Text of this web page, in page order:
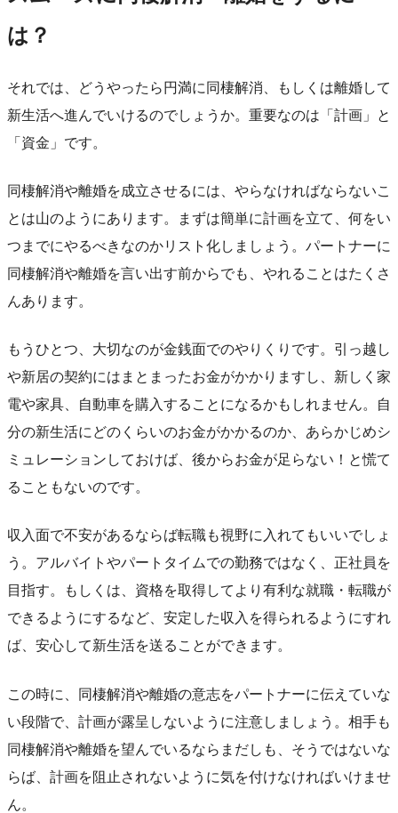
は？
それでは、どうやったら円満に同棲解消、もしくは離婚して
新生活へ進んでいけるのでしょうか。重要なのは「計画」と
「資金」です。
同棲解消や離婚を成立させるには、やらなければならないこ
とは山のようにあります。まずは簡単に計画を立て、何をい
つまでにやるべきなのかリスト化しましょう。パートナーに
同棲解消や離婚を言い出す前からでも、やれることはたくさ
んあります。
もうひとつ、大切なのが金銭面でのやりくりです。引っ越し
や新居の契約にはまとまったお金がかかりますし、新しく家
電や家具、自動車を購入することになるかもしれません。自
分の新生活にどのくらいのお金がかかるのか、あらかじめシ
ミュレーションしておけば、後からお金が足らない！と慌て
ることもないのです。
収入面で不安があるならば転職も視野に入れてもいいでしょ
う。アルバイトやパートタイムでの勤務ではなく、正社員を
目指す。もしくは、資格を取得してより有利な就職・転職が
できるようにするなど、安定した収入を得られるようにすれ
ば、安心して新生活を送ることができます。
この時に、同棲解消や離婚の意志をパートナーに伝えていな
い段階で、計画が露呈しないように注意しましょう。相手も
同棲解消や離婚を望んでいるならまだしも、そうではないな
らば、計画を阻止されないように気を付けなければいけませ
ん。